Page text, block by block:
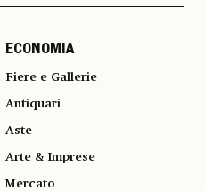
ECONOMIA
Fiere e Gallerie
Antiquari
Aste
Arte & Imprese
Mercato